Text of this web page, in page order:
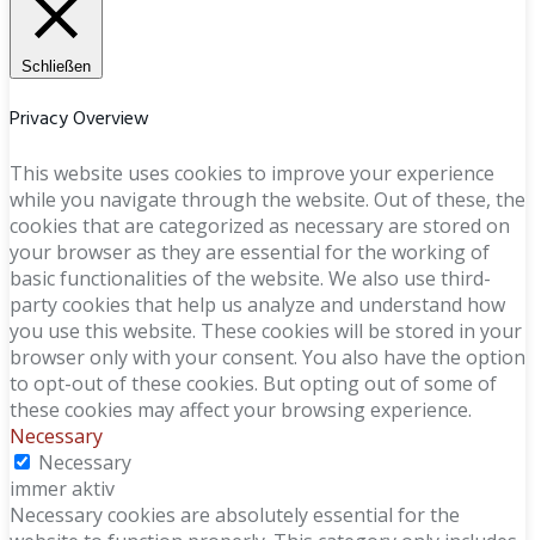
Schließen
Privacy Overview
This website uses cookies to improve your experience
while you navigate through the website. Out of these, the
cookies that are categorized as necessary are stored on
your browser as they are essential for the working of
basic functionalities of the website. We also use third-
party cookies that help us analyze and understand how
you use this website. These cookies will be stored in your
browser only with your consent. You also have the option
to opt-out of these cookies. But opting out of some of
these cookies may affect your browsing experience.
Necessary
Necessary
immer aktiv
Necessary cookies are absolutely essential for the